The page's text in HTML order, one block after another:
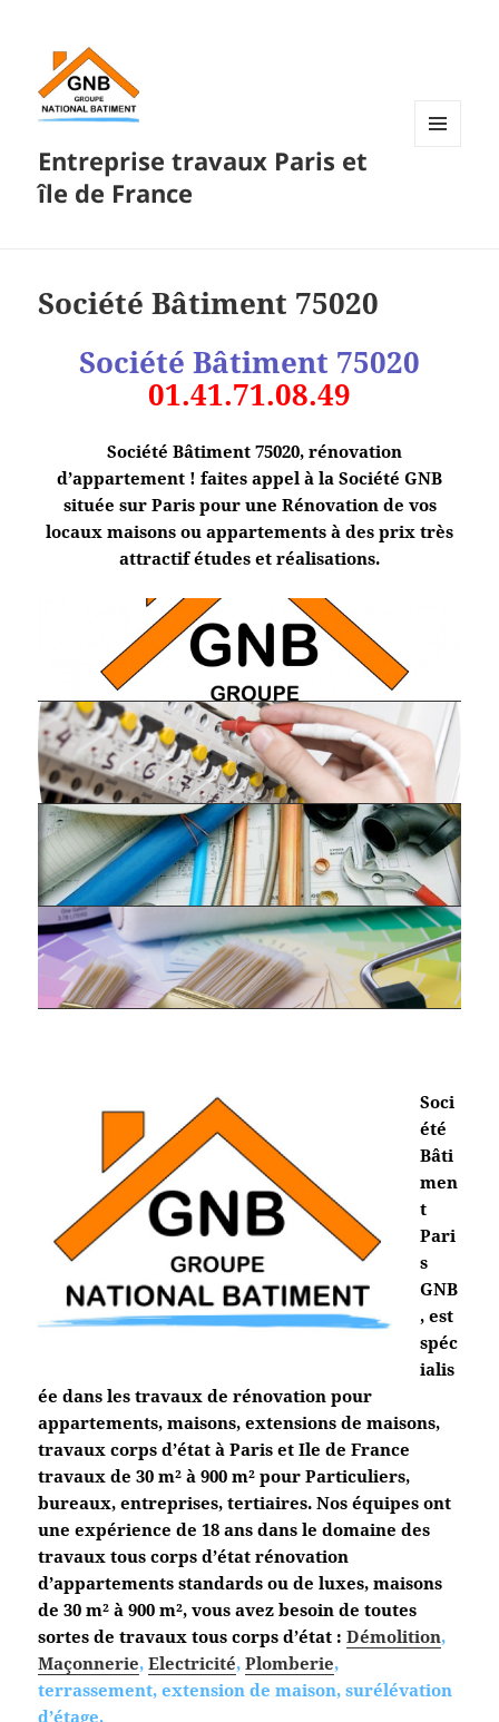
Entreprise travaux Paris et
île de France
Société Bâtiment 75020
Société Bâtiment 75020
01.41.71.08.49
Société Bâtiment 75020, rénovation
d’appartement ! faites appel à la Société GNB
située sur Paris pour une Rénovation de vos
locaux maisons ou appartements à des prix très
attractif études et réalisations.
Soci
été
Bâti
men
t
Pari
s
GNB
, est
spéc
ialis
ée dans les travaux de rénovation pour
appartements, maisons, extensions de maisons,
travaux corps d’état à Paris et Ile de France
travaux de 30 m² à 900 m² pour Particuliers,
bureaux, entreprises, tertiaires. Nos équipes ont
une expérience de 18 ans dans le domaine des
travaux tous corps d’état rénovation
d’appartements standards ou de luxes, maisons
de 30 m² à 900 m², vous avez besoin de toutes
sortes de travaux tous corps d’état : Démolition,
Maçonnerie,Electricité,Plomberie,
terrassement, extension de maison, surélévation
d’étage,